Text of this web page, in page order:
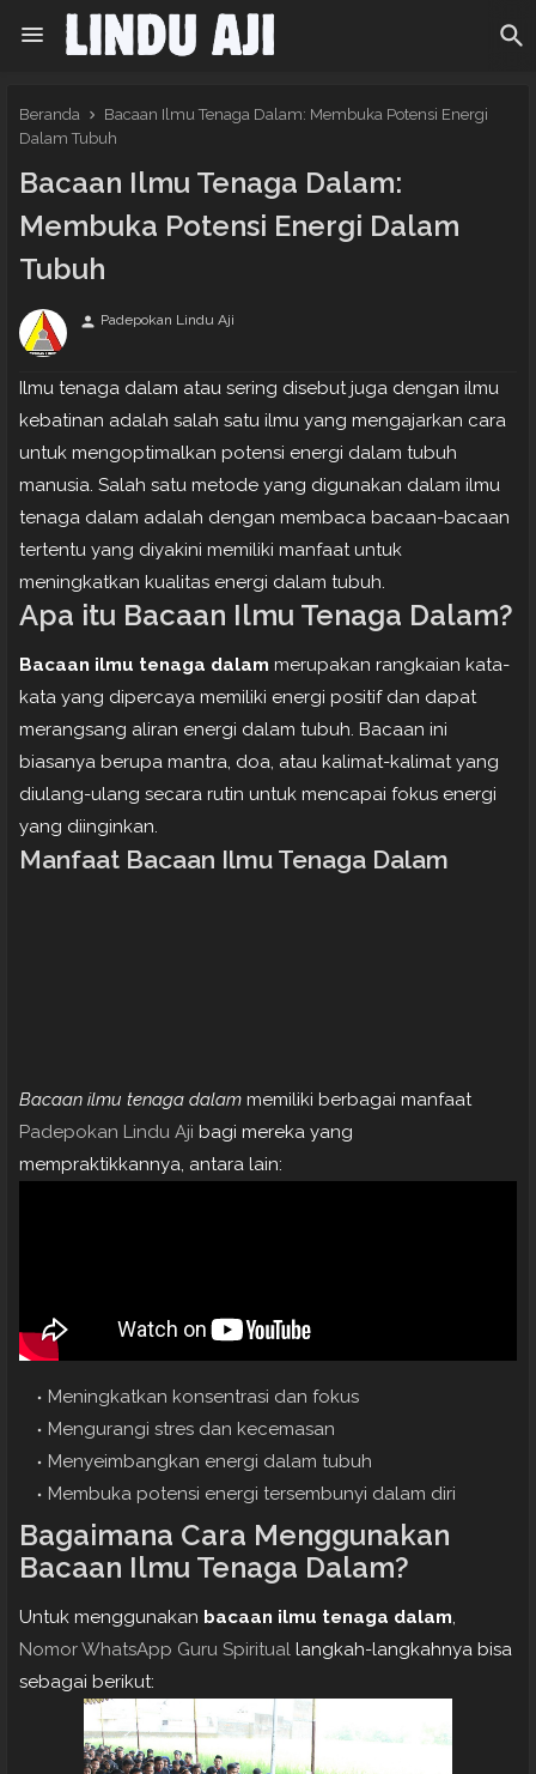
Beranda
Bacaan Ilmu Tenaga Dalam: Membuka Potensi Energi
Dalam Tubuh
Bacaan Ilmu Tenaga Dalam:
Membuka Potensi Energi Dalam
Tubuh
person Padepokan Lindu Aji
Ilmu tenaga dalam atau sering disebut juga dengan ilmu
kebatinan adalah salah satu ilmu yang mengajarkan cara
untuk mengoptimalkan potensi energi dalam tubuh
manusia. Salah satu metode yang digunakan dalam ilmu
tenaga dalam adalah dengan membaca bacaan-bacaan
tertentu yang diyakini memiliki manfaat untuk
meningkatkan kualitas energi dalam tubuh.
Apa itu Bacaan Ilmu Tenaga Dalam?
Bacaan ilmu tenaga dalam merupakan rangkaian kata-
kata yang dipercaya memiliki energi positif dan dapat
merangsang aliran energi dalam tubuh. Bacaan ini
biasanya berupa mantra, doa, atau kalimat-kalimat yang
diulang-ulang secara rutin untuk mencapai fokus energi
yang diinginkan.
Manfaat Bacaan Ilmu Tenaga Dalam
Bacaan ilmu tenaga dalam memiliki berbagai manfaat
Padepokan Lindu Aji bagi mereka yang
mempraktikkannya, antara lain:
Meningkatkan konsentrasi dan fokus
Mengurangi stres dan kecemasan
Menyeimbangkan energi dalam tubuh
Membuka potensi energi tersembunyi dalam diri
Bagaimana Cara Menggunakan
Bacaan Ilmu Tenaga Dalam?
Untuk menggunakan bacaan ilmu tenaga dalam,
Nomor WhatsApp Guru Spiritual langkah-langkahnya bisa
sebagai berikut: